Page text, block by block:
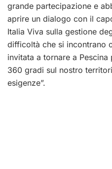
grande partecipazione e
aprire un dialogo con il
Italia Viva sulla gestione
difficoltà che si incontrano
invitata a tornare a
360 gradi sul nostro
esigenze”.